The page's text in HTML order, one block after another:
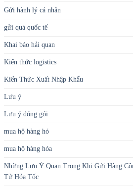
Gửi hành lý cá nhân
gửi quà quốc tế
Khai báo hải quan
Kiến thức logistics
Kiến Thức Xuất Nhập Khẩu
Lưu ý
Lưu ý đóng gói
mua hộ hàng hó
mua hộ hàng hóa
Những Lưu Ý Quan Trọng Khi Gửi Hàng
Tử Hỏa Tốc